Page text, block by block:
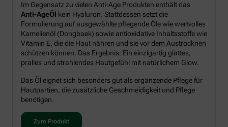
Im Gegensatz zu vielen Anti-Age Produkten enthält das
Anti-AgeÖl kein Hyaluron. Stattdessen setzt die
Formulierung auf ausgewählte pflegende Öle wie wertvolles
Kamelienöl (Dongbaek) sowie antioxidative Inhaltsstoffe wie
Vitamin E, die die Haut nähren und sie vor dem Austrocknen
schützen können. Das Ergebnis: Ein einzigartig glattes,
pralles und strahlendes Hautgefühl mit natürlichem Glow.
Das Öl eignet sich besonders gut als ergänzende Pflege für
Hautpartien, die zusätzliche Geschmeidigkeit und Pflege
benötigen.
Zum Produkt